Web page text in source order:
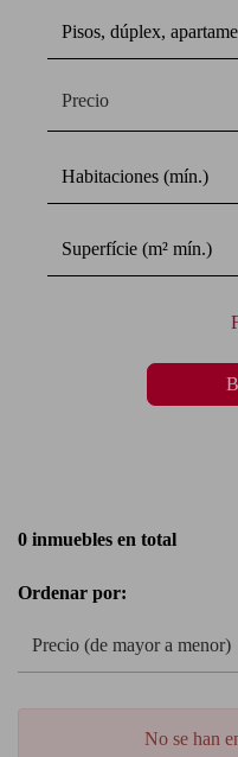
Pisos, dúplex,
Precio
Habitaciones (mín.)
Superfície (m² mín.)
0 inmuebles en total
Ordenar por:
Precio (de mayor a menor)
No se han